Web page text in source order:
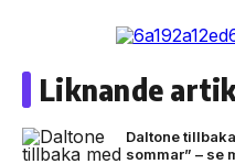
Liknande
Daltone
sommar” – se